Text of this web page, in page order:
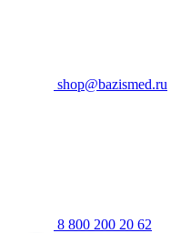
shop@bazismed.ru
8 800 200 20 62